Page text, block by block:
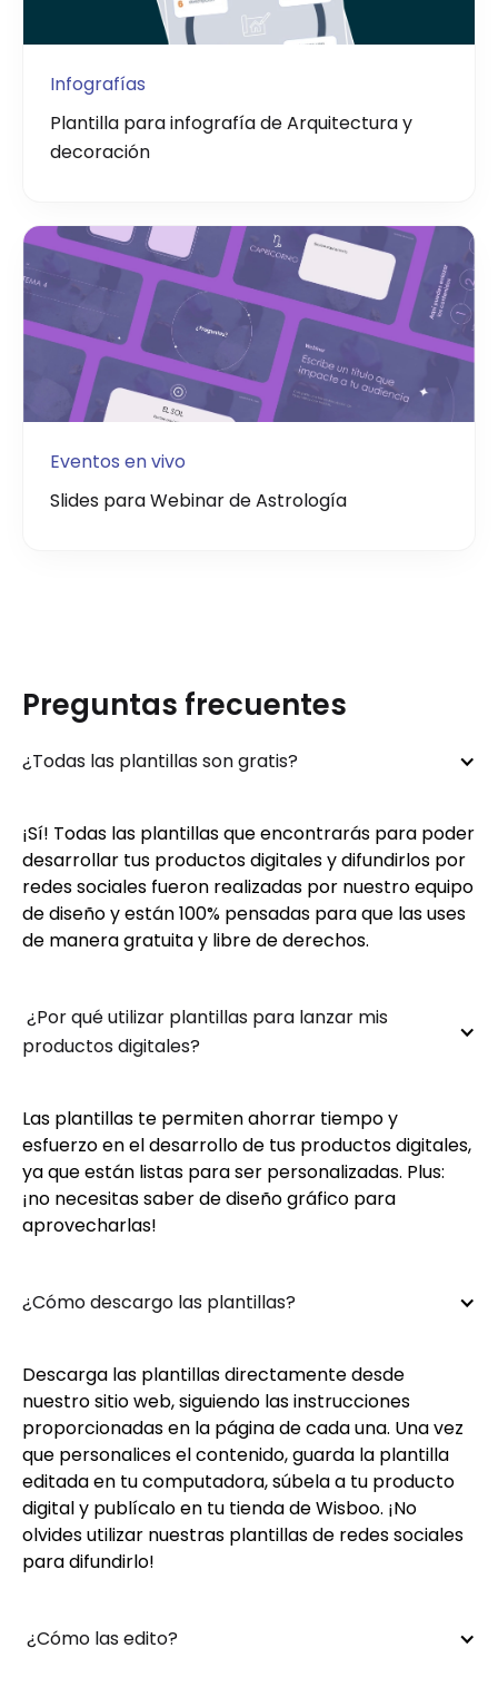
Infografías
Plantilla para infografía de Arquitectura y
decoración
Eventos en vivo
Slides para Webinar de Astrología
Preguntas frecuentes
¿Todas las plantillas son gratis?
¡Sí! Todas las plantillas que encontrarás para poder
desarrollar tus productos digitales y difundirlos por
redes sociales fueron realizadas por nuestro equipo
de diseño y están 100% pensadas para que las uses
de manera gratuita y libre de derechos.
¿Por qué utilizar plantillas para lanzar mis
productos digitales?
Las plantillas te permiten ahorrar tiempo y
esfuerzo en el desarrollo de tus productos digitales,
ya que están listas para ser personalizadas. Plus:
¡no necesitas saber de diseño gráfico para
aprovecharlas!
¿Cómo descargo las plantillas?
Descarga las plantillas directamente desde
nuestro sitio web, siguiendo las instrucciones
proporcionadas en la página de cada una. Una vez
que personalices el contenido, guarda la plantilla
editada en tu computadora, súbela a tu producto
digital y publícalo en tu tienda de Wisboo. ¡No
olvides utilizar nuestras plantillas de redes sociales
para difundirlo!
¿Cómo las edito?